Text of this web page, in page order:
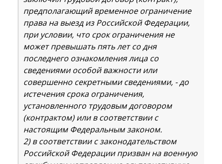
предполагающий временное ограничение
права на выезд из Российской Федерации,
при условии, что срок ограничения не
может превышать пять лет со дня
последнего ознакомления лица со
сведениями особой важности или
совершенно секретными сведениями, - до
истечения срока ограничения,
установленного трудовым договором
(контрактом) или в соответствии с
настоящим Федеральным законом.
2) в соответствии с законодательством
Российской Федерации призван на военную